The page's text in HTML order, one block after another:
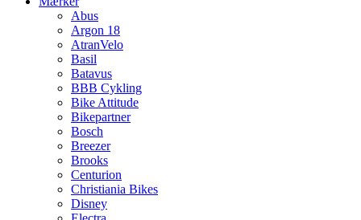
Abus
Argon 18
AtranVelo
Basil
Batavus
BBB Cykling
Bike Attitude
Bikepartner
Bosch
Breezer
Brooks
Centurion
Christiania Bikes
Disney